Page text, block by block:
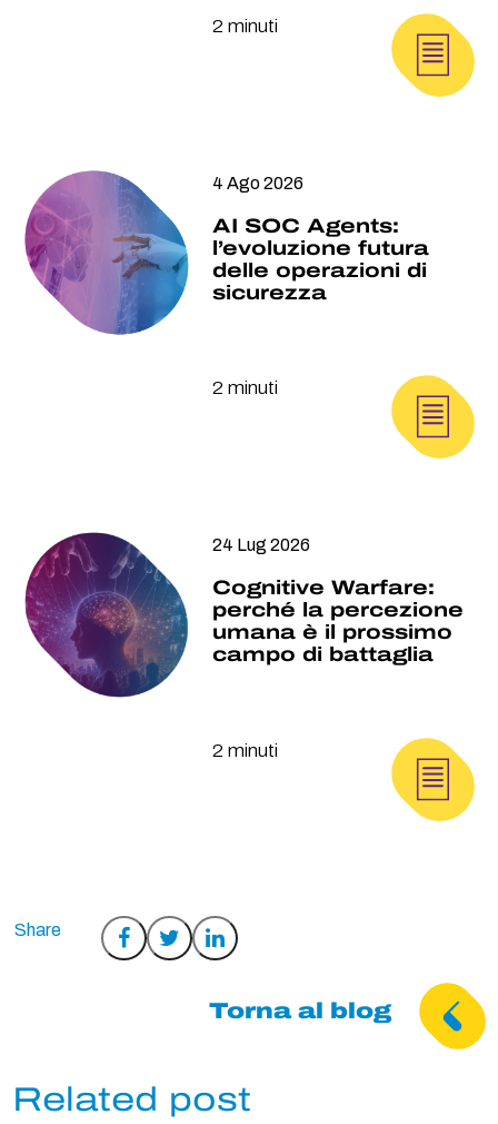
2 minuti
4 Ago 2026
AI SOC Agents:
l’evoluzione futura
delle operazioni di
sicurezza
2 minuti
24 Lug 2026
Cognitive Warfare:
perché la percezione
umana è il prossimo
campo di battaglia
2 minuti
Condividi
CondividiCondividi
Torna al blog
Related post